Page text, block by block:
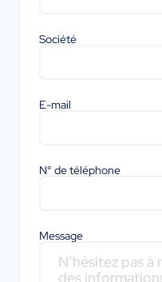
Société
E-mail
N° de téléphone
Message